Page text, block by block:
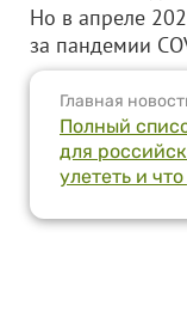
Но в апреле
за пандемии
Главная
Полный
для
улететь и